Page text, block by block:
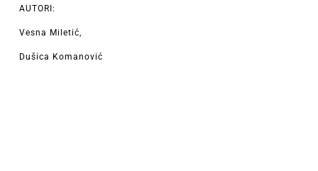
AUTORI:
Vesna Miletić,
Dušica Komanović